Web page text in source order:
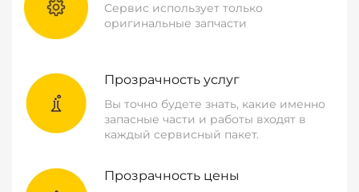
Сервис использует только
оригинальные запчасти
Прозрачность услуг
Вы точно будете знать, какие именно
запасные части и работы входят в
каждый сервисный пакет.
Прозрачность цены